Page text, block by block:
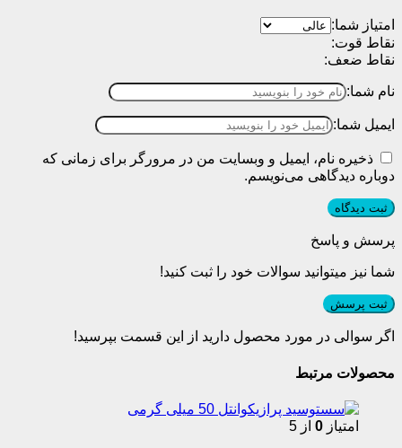
امتیاز شما:
نقاط قوت:
نقاط ضعف:
نام شما:
ایمیل شما:
ذخیره نام، ایمیل و وبسایت من در مرورگر برای زمانی که
دوباره دیدگاهی می‌نویسم.
پرسش و پاسخ
شما نیز میتوانید سوالات خود را ثبت کنید!
ثبت پرسش
اگر سوالی در مورد محصول دارید از این قسمت بپرسید!
محصولات مرتبط
امتیاز 0 از 5